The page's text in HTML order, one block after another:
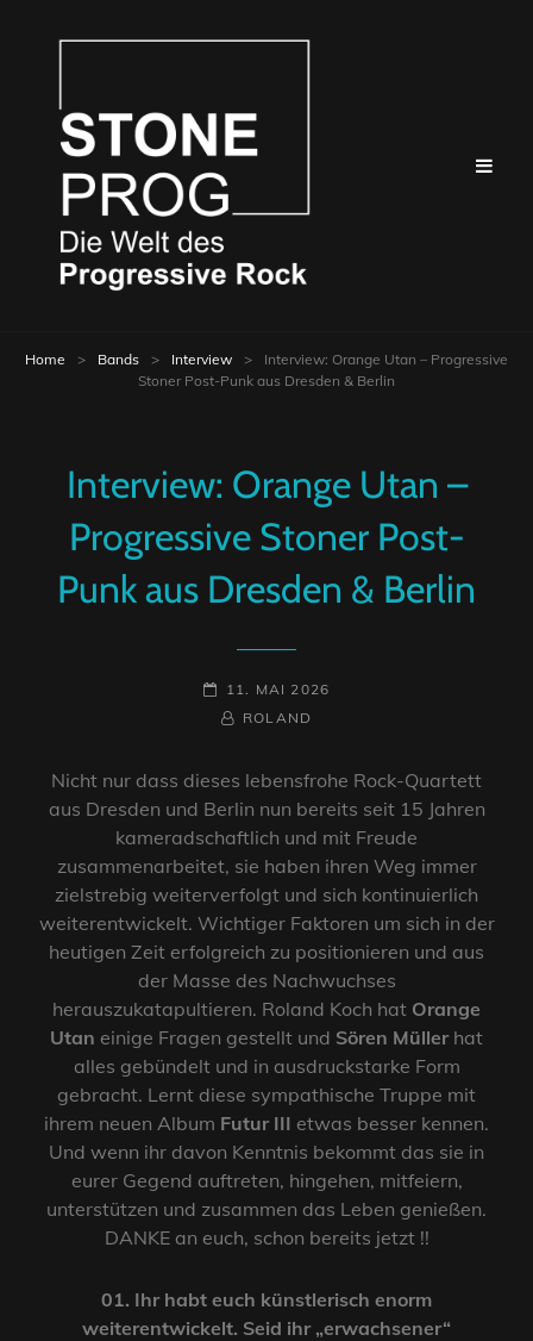
Home > Bands > Interview >
Interview: Orange Utan – Progressive
Stoner Post-Punk aus Dresden & Berlin
Interview: Orange Utan –
Progressive Stoner Post-
Punk aus Dresden & Berlin
POSTED-
ON
11. MAI 2026
BY
BYLINEROLAND
Nicht nur dass dieses lebensfrohe Rock-Quartett
aus Dresden und Berlin nun bereits seit 15 Jahren
kameradschaftlich und mit Freude
zusammenarbeitet, sie haben ihren Weg immer
zielstrebig weiterverfolgt und sich kontinuierlich
weiterentwickelt. Wichtiger Faktoren um sich in der
heutigen Zeit erfolgreich zu positionieren und aus
der Masse des Nachwuchses
herauszukatapultieren. Roland Koch hat Orange
Utan einige Fragen gestellt und Sören Müllerhat
alles gebündelt und in ausdruckstarke Form
gebracht. Lernt diese sympathische Truppe mit
ihrem neuen Album Futur III etwas besser kennen.
Und wenn ihr davon Kenntnis bekommt das sie in
eurer Gegend auftreten, hingehen, mitfeiern,
unterstützen und zusammen das Leben genießen.
DANKE an euch, schon bereits jetzt !!
01. Ihr habt euch künstlerisch enorm
weiterentwickelt. Seid ihr „erwachsener“